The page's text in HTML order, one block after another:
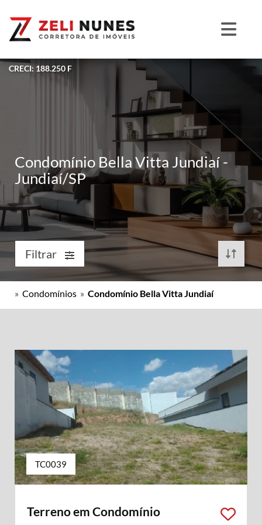
CRECI: 188.250 F
Condomínio Bella Vitta Jundiaí -
Jundiaí/SP
Filtrar
» Condomínios » Condomínio Bella Vitta Jundiaí
TC0039
Terreno em Condomínio